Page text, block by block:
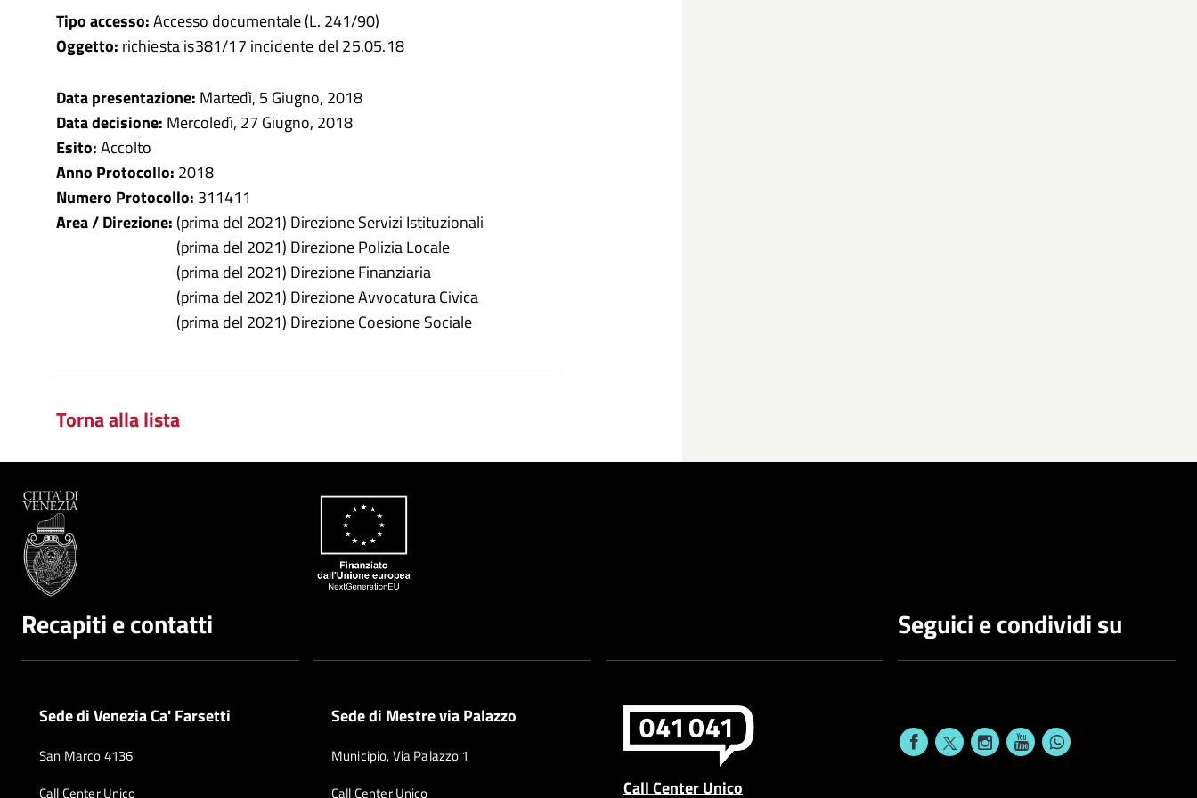
Tipo accesso:Accesso documentale (L. 241/90)
Oggetto: richiesta is381/17 incidente del 25.05.18
Data presentazione: Martedì, 5 Giugno, 2018
Data decisione: Mercoledì, 27 Giugno, 2018
Esito:Accolto
Anno Protocollo: 2018
Numero Protocollo: 311411
Area / Direzione: (prima del 2021) Direzione Servizi Istituzionali
(prima del 2021) Direzione Polizia Locale
(prima del 2021) Direzione Finanziaria
(prima del 2021) Direzione Avvocatura Civica
(prima del 2021) Direzione Coesione Sociale
Torna alla lista
Recapiti e contatti
Sede di Venezia Ca' Farsetti
San Marco 4136
Call Center Unico
Sede di Mestre via Palazzo
Municipio, Via Palazzo 1
Call Center Unico
Call Center Unico
Seguici e condividi su